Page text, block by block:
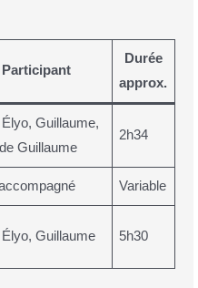
Participant
Durée
approx.
Guillaume,
Guillaume
2h34
Variable
Élyo, Guillaume 5h30